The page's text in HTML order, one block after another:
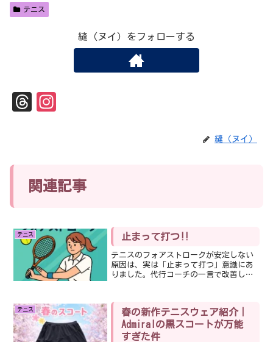
テニス
縫（ヌイ）をフォローする
Th
m
縫（ヌイ）
関連記事
テニス 止まって打つ‼︎
テニスのフォアストロークが安定しない
原因は、実は「止まって打つ」意識にあ
りました。代行コーチの一言で改善した
テニス
春の新作テニスウェア紹介｜
Admiralの黒スコートが万能
すぎた件